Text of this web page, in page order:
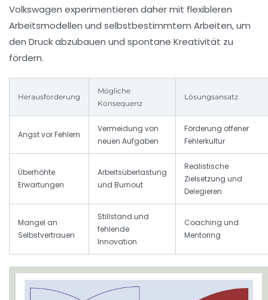
Volkswagen experimentieren daher mit flexibleren
Arbeitsmodellen und selbstbestimmtem Arbeiten, um
den Druck abzubauen und spontane Kreativität zu
fördern.
Herausforderung
Mögliche
Konsequenz
Lösungsansatz
Angst vor Fehlern
Vermeidung von
neuen Aufgaben
Förderung offener
Fehlerkultur
Überhöhte
Erwartungen
Arbeitsüberlastung
und Burnout
Realistische
Zielsetzung und
Delegieren
Mangel an
Selbstvertrauen
Stillstand und
fehlende
Innovation
Coaching und
Mentoring